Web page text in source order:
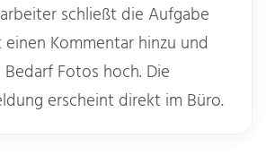
schließt die Aufgabe
Kommentar hinzu und
Fotos hoch. Die
erscheint direkt im Büro.